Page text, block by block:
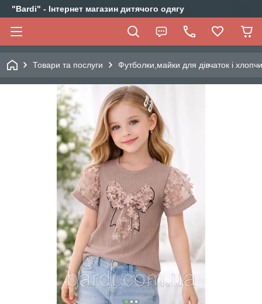
"Bardi" - Інтернет магазин дитячого одягу
Товари та послуги Футболки,майки для дівчаток і